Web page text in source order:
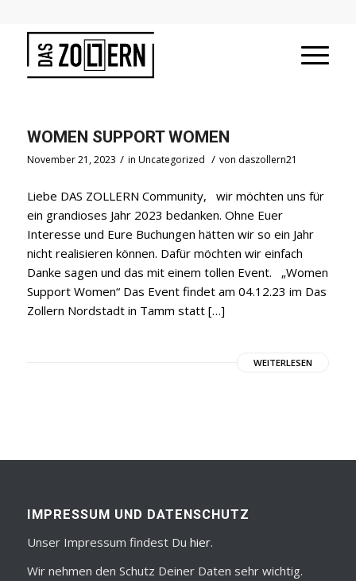
WOMEN SUPPORT WOMEN
November 21, 2023 / in Uncategorized / von daszollern21
Liebe DAS ZOLLERN Community, wir möchten uns für
ein grandioses Jahr 2023 bedanken. Ohne Euer
Interesse und Eure Buchungen hätten wir so ein Jahr
nicht realisieren können. Dafür möchten wir einfach
Danke sagen und das mit einem tollen Event. „Women
Support Women“ Das Event findet am 04.12.23 im Das
Zollern Nordstadt in Tamm statt […]
WEITERLESEN
IMPRESSUM UND DATENSCHUTZ
Unser Impressum findest Du hier.
Wir nehmen den Schutz Deiner Daten sehr wichtig.